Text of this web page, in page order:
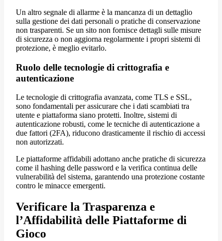
Un altro segnale di allarme è la mancanza di un dettaglio
sulla gestione dei dati personali o pratiche di conservazione
non trasparenti. Se un sito non fornisce dettagli sulle misure
di sicurezza o non aggiorna regolarmente i propri sistemi di
protezione, è meglio evitarlo.
Ruolo delle tecnologie di crittografia e
autenticazione
Le tecnologie di crittografia avanzata, come TLS e SSL,
sono fondamentali per assicurare che i dati scambiati tra
utente e piattaforma siano protetti. Inoltre, sistemi di
autenticazione robusti, come le tecniche di autenticazione a
due fattori (2FA), riducono drasticamente il rischio di accessi
non autorizzati.
Le piattaforme affidabili adottano anche pratiche di sicurezza
come il hashing delle password e la verifica continua delle
vulnerabilità del sistema, garantendo una protezione costante
contro le minacce emergenti.
Verificare la Trasparenza e
l’Affidabilità delle Piattaforme di
Gioco